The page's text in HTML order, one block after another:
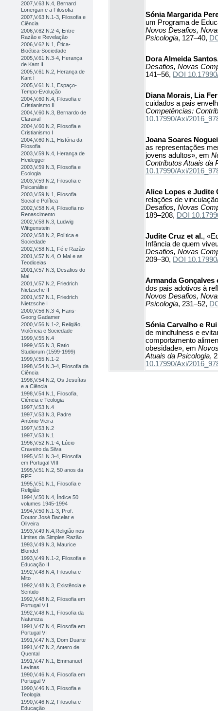
2007,V.63,N.4, Bernard
Lonergan e a Filosofia
2007,V.63,N.1-3, Filosofia e
Ciência
2006,V.62,N.2-4, Entre
Razão e Revelação
2006,V.62,N.1, Ética-
Bioética-Sociedade
2005,V.61,N.3-4, Herança
de Kant II
2005,V.61,N.2, Herança de
Kant I
2005,V.61,N.1, Espaço-
Tempo-Evolução
2004,V.60,N.4, Filosofia e
Cristianismo II
2004,V.60,N.3, Bernardo de
Claraval
2004,V.60,N.2, Filosofia e
Cristianismo I
2004,V.60,N.1, História da
Filosofia
2003,V.59,N.4, Herança de
Heidegger
2003,V.59,N.3, Filosofia e
Ecologia
2003,V.59,N.2, Filosofia e
Psicanálise
2003,V.59,N.1, Filosofia
Social e Política
2002,V.58,N.4, Filosofia no
Renascimento
2002,V.58,N.3, Ludwig
Wittgenstein
2002,V.58,N.2, Política e
Sociedade
2002,V.58,N.1, Fé e Razão
2001,V.57,N.4, O Mal e as
Teodiceias
2001,V.57,N.3, Desafios do
Mal
2001,V.57,N.2, Friedrich
Nietzsche II
2001,V.57,N.1, Friedrich
Nietzsche I
2000,V.56,N.3-4, Hans-
Georg Gadamer
2000,V.56,N.1-2, Religião,
Violência e Sociedade
1999,V.55,N.4
1999,V.55,N.3, Ratio
Studiorum (1599-1999)
1999,V.55,N.1-2
1998,V.54,N.3-4, Filosofia da
Ciência
1998,V.54,N.2, Os Jesuítas
e a Ciência
1998,V.54,N.1, Filosofia,
Ciência e Teologia
1997,V.53,N.4
1997,V.53,N.3, Padre
António Vieira
1997,V.53,N.2
1997,V.53,N.1
1996,V.52,N.1-4, Lúcio
Craveiro da Silva
1995,V.51,N.3-4, Filosofia
em Portugal VIII
1995,V.51,N.2, 50 anos da
RPF
1995,V.51,N.1, Filosofia e
Religião
1994,V.50,N.4, Índice 50
volumes 1945-1994
1994,V.50,N.1-3, Prof.
Doutor José Bacelar e
Oliveira
1993,V.49,N.4,Religião nos
Limites da Simples Razão
1993,V.49,N.3, Maurice
Blondel
1993,V.49,N.1-2, Filosofia e
Educação II
1992,V.48,N.4, Filosofia e
Mito
1992,V.48,N.3, Existência e
Sentido
1992,V.48,N.2, Filosofia em
Portugal VII
1992,V.48,N.1, Filosofia da
Natureza
1991,V.47,N.4, Filosofia em
Portugal VI
1991,V.47,N.3, Dom Duarte
1991,V.47,N.2, Antero de
Quental
1991,V.47,N.1, Emmanuel
Levinas
1990,V.46,N.4, Filosofia em
Portugal V
1990,V.46,N.3, Filosofia e
Teologia
1990,V.46,N.2, Filosofia e
Educação
Sónia Margarida
um Programa de
Novos Desafios,
Psicologia, 127–40,
Dora Almeida Santos
Desafios, Novas
141–56, DOI
Diana Morais, Lia
cuidados a pais
Competências:
10.17990/Axi/
Joana Soares
as representações
jovens adultos», em
Contributos Atuais da
10.17990/Axi/
Alice Lopes e Judite
relações de
Desafios, Novas
189–208, DOI
Judite Cruz et al.,
Infância de quem
Desafios, Novas
209–30, DOI
Armanda Gonçalves
dos pais adotivos à
Novos Desafios,
Psicologia, 231–52,
Sónia Carvalho e
de mindfulness e
comportamento
obesidade», em
Atuais da Psicologia,
10.17990/Axi/